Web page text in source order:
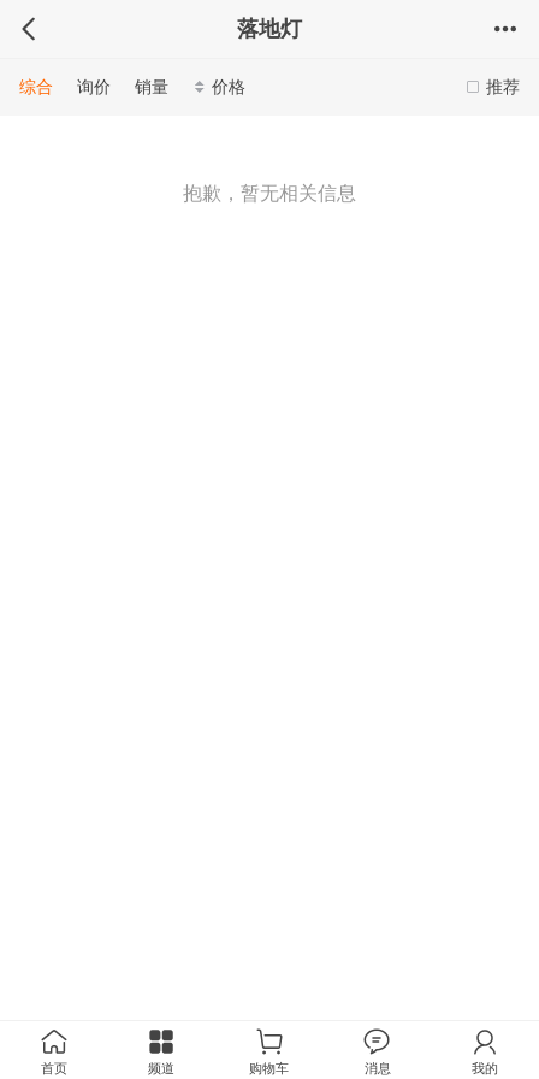
落地灯
推荐
综合 询价 销量 价格
抱歉，暂无相关信息
首页 频道 购物车 消息 我的